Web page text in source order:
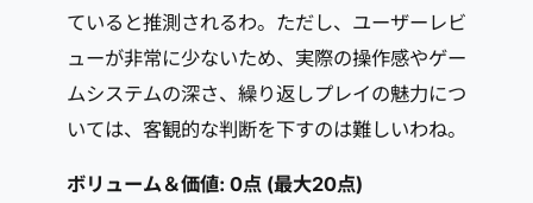
ていると推測されるわ。ただし、ユーザーレビ
ューが非常に少ないため、実際の操作感やゲー
ムシステムの深さ、繰り返しプレイの魅力につ
いては、客観的な判断を下すのは難しいわね。
ボリューム＆価値: 0点 (最大20点)